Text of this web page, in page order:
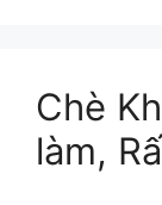
Chè
làm,